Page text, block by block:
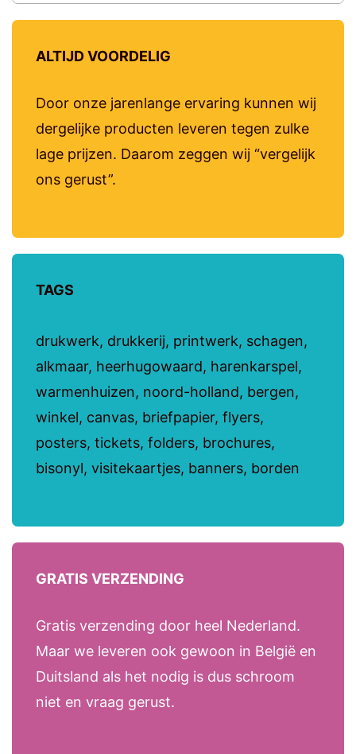
ALTIJD VOORDELIG
Door onze jarenlange ervaring kunnen wij
dergelijke producten leveren tegen zulke
lage prijzen. Daarom zeggen wij “vergelijk
ons gerust”.
TAGS
drukwerk, drukkerij, printwerk, schagen,
alkmaar, heerhugowaard, harenkarspel,
warmenhuizen, noord-holland, bergen,
winkel, canvas, briefpapier, flyers,
posters, tickets, folders, brochures,
bisonyl, visitekaartjes, banners, borden
GRATIS VERZENDING
Gratis verzending door heel Nederland.
Maar we leveren ook gewoon in België en
Duitsland als het nodig is dus schroom
niet en vraag gerust.